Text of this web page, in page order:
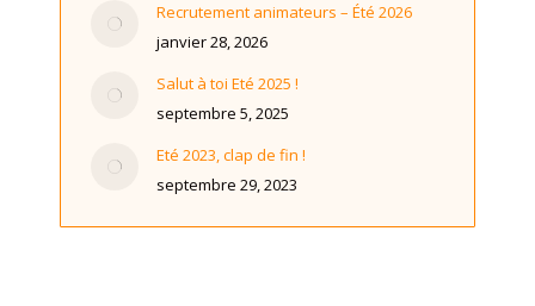
Recrutement animateurs – Été 2026
janvier 28, 2026
Salut à toi Eté 2025 !
septembre 5, 2025
Eté 2023, clap de fin !
septembre 29, 2023